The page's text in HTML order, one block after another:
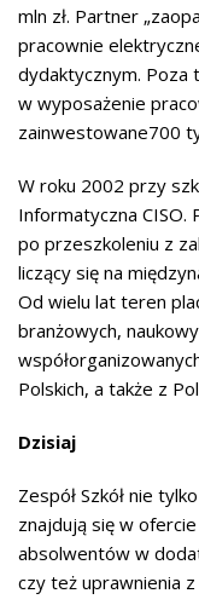
mln zł. Partner
pracownie
dydaktycznym. Poza
w wyposażenie
zainwestowane700
W roku 2002 przy
Informatyczna CISO.
po przeszkoleniu z
liczący się na
Od wielu lat teren
branżowych,
Polskich, a także z
Dzisiaj
Zespół Szkół nie
znajdują się w
absolwentów w
czy też uprawnienia